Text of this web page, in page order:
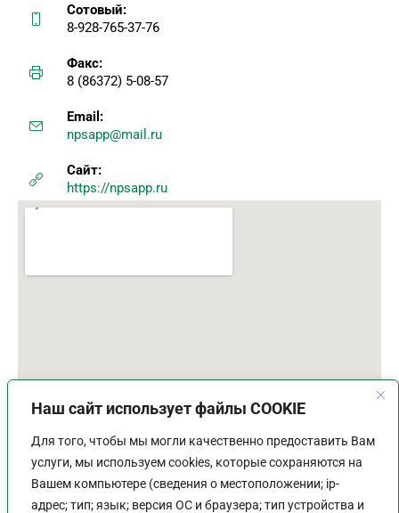
Наш сайт использует файлы COOKIE
Для того, чтобы мы могли качественно предоставить Вам
услуги, мы используем cookies, которые сохраняются на
Вашем компьютере (сведения о местоположении; ip-
адрес; тип; язык; версия ОС и браузера; тип устройства и
Сотовый:
8-928-765-37-76
Факс:
8 (86372) 5-08-57
Email:
npsapp@mail.ru
Сайт:
https://npsapp.ru